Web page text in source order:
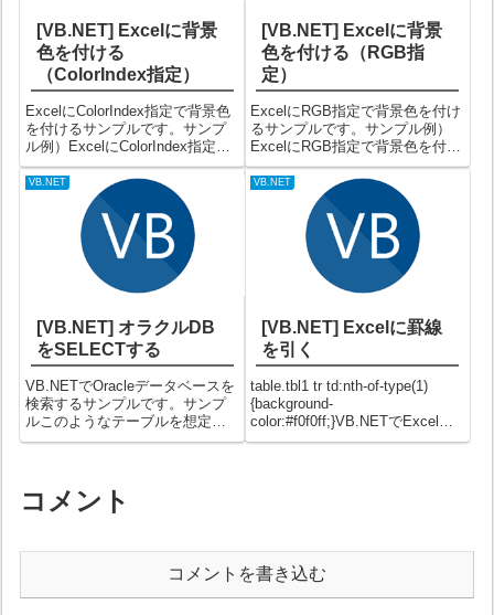
[VB.NET] Excelに背景
色を付ける
（ColorIndex指定）
ExcelにColorIndex指定で背景色
を付けるサンプルです。サンプ
ル例）ExcelにColorIndex指定で
背景色を付ける（結果）
ColorIndexは事前に定義された57
色を指定できます。備考事前に
「Microsoft Excel...
[VB.NET] Excelに背景
色を付ける（RGB指
定）
ExcelにRGB指定で背景色を付け
るサンプルです。サンプル例）
ExcelにRGB指定で背景色を付け
る（実行結果）備考事前に
「Microsoft Excel x.x Object
Library」に参照設定が必要で
す。関連記事 Excelに...
VB.NET
[VB.NET] オラクルDB
をSELECTする
VB.NETでOracleデータベースを
検索するサンプルです。サンプ
ルこのようなテーブルを想定し
ます。【m_user】CDNAME100
SELECTするサンプル（結果...
VB.NET
[VB.NET] Excelに罫線
を引く
table.tbl1 tr td:nth-of-type(1)
{background-
color:#f0f0ff;}VB.NETでExcelに
罫線を引くサンプルです。サン
コメント
コメントを書き込む